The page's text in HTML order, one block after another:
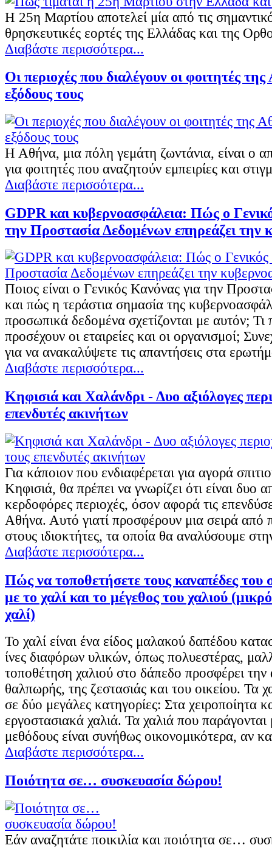
Η 25η Μαρτίου αποτελεί μία από τις
θρησκευτικές εορτές της Ελλάδας και της
Διαβάστε περισσότερα...
Οι περιοχές που διαλέγουν οι φοιτητές της
εξόδους τους
Η Αθήνα, μια πόλη γεμάτη ζωντάνια, είναι ο
για φοιτητές που αναζητούν εμπειρίες και
Διαβάστε περισσότερα...
GDPR και κυβερνοασφάλεια: Πώς ο
την Προστασία Δεδομένων επηρεάζει την
Ποιος είναι ο Γενικός Κανόνας για την
και πώς η τεράστια σημασία της
προσωπικά δεδομένα σχετίζονται με αυτόν; Τι
προσέχουν οι εταιρείες και οι οργανισμοί;
για να ανακαλύψετε τις απαντήσεις στα
Διαβάστε περισσότερα...
Κηφισιά και Χαλάνδρι - Δυο αξιόλογες
επενδυτές ακινήτων
Για κάποιον που ενδιαφέρεται για αγορά
Κηφισιά, θα πρέπει να γνωρίζει ότι είναι δυο
κερδοφόρες περιοχές, όσον αφορά τις
Αθήνα. Αυτό γιατί προσφέρουν μια σειρά από
στους ιδιοκτήτες, τα οποία θα αναλύσουμε
Διαβάστε περισσότερα...
Πώς να τοποθετήσετε τους καναπέδες του
με το χαλί και το μέγεθος του χαλιού
χαλί)
Το χαλί είναι ένα είδος μαλακού δαπέδου
ίνες διαφόρων υλικών, όπως πολυεστέρας,
τοποθέτηση χαλιού στο δάπεδο προσφέρει την
θαλπωρής, της ζεστασιάς και του οικείου. Τα
σε δύο μεγάλες κατηγορίες: Στα χειροποίητα
εργοστασιακά χαλιά. Τα χαλιά που παράγονται
μεθόδους είναι συνήθως οικονομικότερα, αν
Διαβάστε περισσότερα...
Ποιότητα σε… συσκευασία δώρου!
Εάν αναζητάτε ποικιλία και ποιότητα σε…